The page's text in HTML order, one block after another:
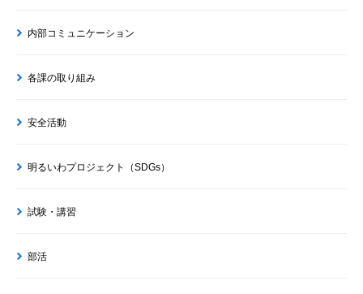
内部コミュニケーション
各課の取り組み
安全活動
明るいわプロジェクト（SDGs）
試験・講習
部活